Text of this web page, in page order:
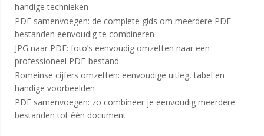
handige technieken
PDF samenvoegen: de complete gids om meerdere PDF-
bestanden eenvoudig te combineren
JPG naar PDF: foto’s eenvoudig omzetten naar een
professioneel PDF-bestand
Romeinse cijfers omzetten: eenvoudige uitleg, tabel en
handige voorbeelden
PDF samenvoegen: zo combineer je eenvoudig meerdere
bestanden tot één document